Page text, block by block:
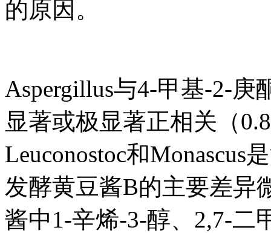
的原因。
Aspergillus与4-甲基-2-庚
显著或极显著正相关（
Leuconostoc和
发酵黄豆酱B的主要差异
酱中1-辛烯-3-醇、2,7-二